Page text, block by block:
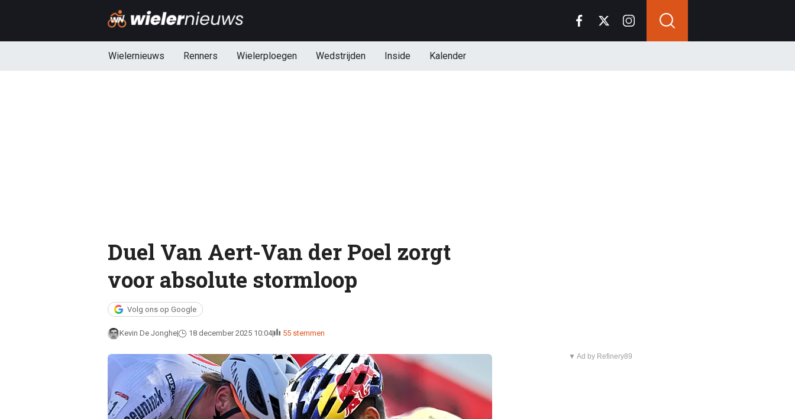
Wielernieuws Renners Wielerploegen Wedstrijden Inside Kalender
Duel Van Aert-Van der Poel zorgt
voor absolute stormloop
Volg ons op Google
Kevin De Jonghe 18 december 2025 10:04 55 stemmen
▼ Ad by Refinery89